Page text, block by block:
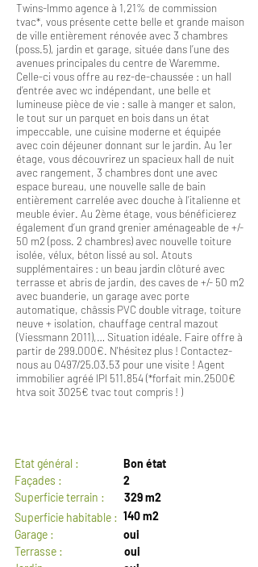
Twins-Immo agence à 1,21% de commission
tvac*, vous présente cette belle et grande maison
de ville entièrement rénovée avec 3 chambres
(poss.5), jardin et garage, située dans l’une des
avenues principales du centre de Waremme.
Celle-ci vous offre au rez-de-chaussée : un hall
d’entrée avec wc indépendant, une belle et
lumineuse pièce de vie : salle à manger et salon,
le tout sur un parquet en bois dans un état
impeccable, une cuisine moderne et équipée
avec coin déjeuner donnant sur le jardin. Au 1er
étage, vous découvrirez un spacieux hall de nuit
avec rangement, 3 chambres dont une avec
espace bureau, une nouvelle salle de bain
entièrement carrelée avec douche à l’italienne et
meuble évier. Au 2ème étage, vous bénéficierez
également d’un grand grenier aménageable de +/-
50 m2 (poss. 2 chambres) avec nouvelle toiture
isolée, vélux, béton lissé au sol. Atouts
supplémentaires : un beau jardin clôturé avec
terrasse et abris de jardin, des caves de +/- 50 m2
avec buanderie, un garage avec porte
automatique, châssis PVC double vitrage, toiture
neuve + isolation, chauffage central mazout
(Viessmann 2011),… Situation idéale. Faire offre à
partir de 299.000€. N'hésitez plus ! Contactez-
nous au 0497/25.03.53 pour une visite ! Agent
immobilier agréé IPI 511.854 (*forfait min.2500€
htva soit 3025€ tvac tout compris ! )
Etat général :
Bon état
Façades :
2
Superficie terrain :
329 m2
Superficie habitable : 140 m2
Garage :
oui
Terrasse :
oui